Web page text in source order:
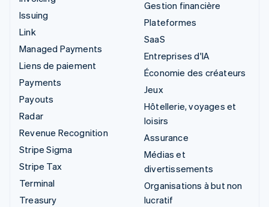
Issuing
Link
Managed Payments
Liens de paiement
Payments
Payouts
Radar
Revenue Recognition
Stripe Sigma
Stripe Tax
Terminal
Treasury
Gestion financière
Plateformes
SaaS
Entreprises d'IA
Économie des créateurs
Jeux
Hôtellerie, voyages et
loisirs
Assurance
Médias et
divertissements
Organisations à but non
lucratif